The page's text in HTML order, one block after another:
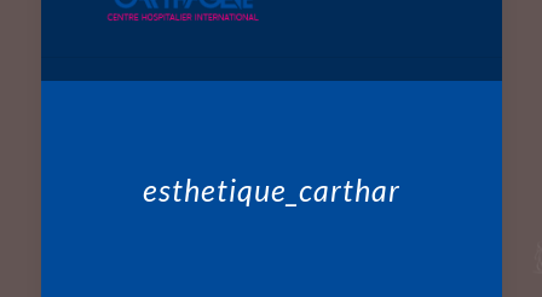
esthetique_carthar